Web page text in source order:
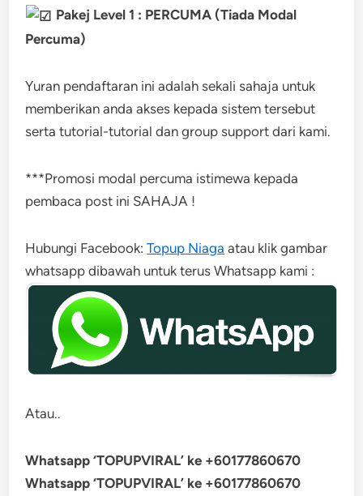
Pakej Level 1 : PERCUMA (Tiada Modal
Percuma)
Yuran pendaftaran ini adalah sekali sahaja untuk
memberikan anda akses kepada sistem tersebut
serta tutorial-tutorial dan group support dari kami.
***Promosi modal percuma istimewa kepada
pembaca post ini SAHAJA !
Hubungi Facebook:Topup Niaga atau klik gambar
whatsapp dibawah untuk terus Whatsapp kami :
Atau..
Whatsapp ‘TOPUPVIRAL’ ke +60177860670
Whatsapp ‘TOPUPVIRAL’ ke +60177860670